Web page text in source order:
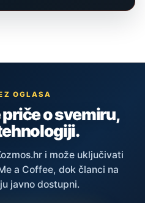
OGLASA
o svemiru,
i može uključivati
a Coffee, dok članci na
javno dostupni.